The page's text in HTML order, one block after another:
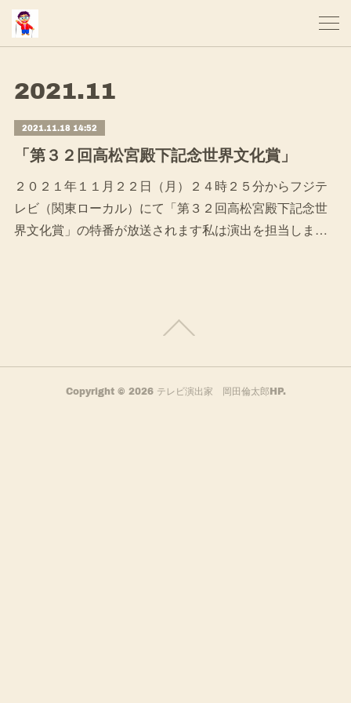
2021.11
2021.11.18 14:52
「第３２回高松宮殿下記念世界文化賞」
２０２１年１１月２２日（月）２４時２５分からフジテ
レビ（関東ローカル）にて「第３２回高松宮殿下記念世
界文化賞」の特番が放送されます私は演出を担当しま…
Copyright © 2026 テレビ演出家 岡田倫太郎HP.